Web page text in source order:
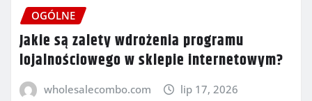
OGÓLNE
Jakie są zalety wdrożenia programu
lojalnościowego w sklepie internetowym?
wholesalecombo.com lip 17, 2026